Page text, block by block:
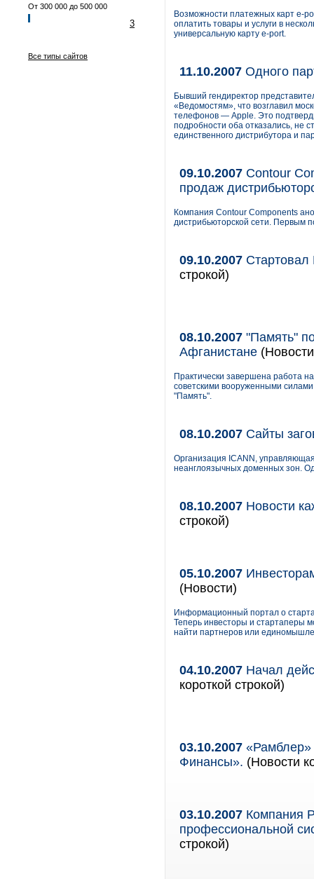
От 300 000 до 500 000
3
Все типы сайтов
Возможности платежных карт e-
оплатить товары и услуги в
универсальную карту e-port.
11.10.2007 Одного
Бывший гендиректор
«Ведомостям», что возглавил
телефонов — Apple. Это
подробности оба отказались, не
единственного дистрибутора и
09.10.2007 Contour
продаж
Компания Contour Components
дистрибьюторской сети. Первым
09.10.2007
строкой)
08.10.2007 "Память"
Афганистане
Практически завершена работа
советскими вооруженными
"Память".
08.10.2007 Сайты
Организация ICANN,
неанглоязычных доменных зон.
08.10.2007 Новости
строкой)
05.10.2007
(Новости)
Информационный портал о
Теперь инвесторы и стартаперы
найти партнеров или
04.10.2007 Начал
короткой строкой)
03.10.2007 «Рамблер»
Финансы». (Новости
03.10.2007 Компания
профессиональной
строкой)